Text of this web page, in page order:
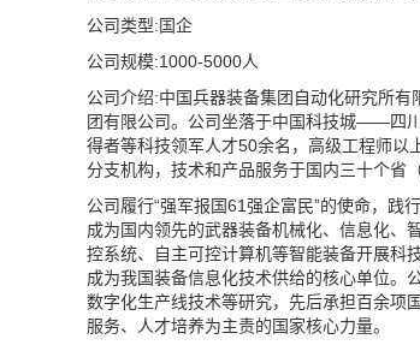
公司类型:国企
公司规模:1000-5000人
公司介绍:中国兵器装备集团自动化研究所
团有限公司。公司坐落于中国科技城——四
得者等科技领军人才50余名，高级工程师以
分支机构，技术和产品服务于国内三十个省
公司履行“强军报国61强企富民”的使命，践
成为国内领先的武器装备机械化、信息化、
控系统、自主可控计算机等智能装备开展科
成为我国装备信息化技术供给的核心单位。
数字化生产线技术等研究，先后承担百余项
服务、人才培养为主责的国家核心力量。